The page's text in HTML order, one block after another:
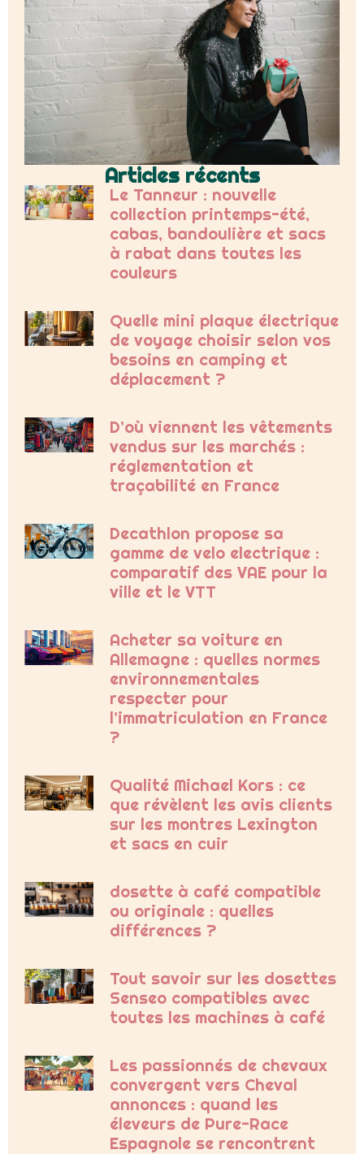
Articles récents
Le Tanneur : nouvelle
collection printemps-été,
cabas, bandoulière et sacs
à rabat dans toutes les
couleurs
Quelle mini plaque électrique
de voyage choisir selon vos
besoins en camping et
déplacement ?
D’où viennent les vêtements
vendus sur les marchés :
réglementation et
traçabilité en France
Decathlon propose sa
gamme de velo electrique :
comparatif des VAE pour la
ville et le VTT
Acheter sa voiture en
Allemagne : quelles normes
environnementales
respecter pour
l’immatriculation en France
?
Qualité Michael Kors : ce
que révèlent les avis clients
sur les montres Lexington
et sacs en cuir
dosette à café compatible
ou originale : quelles
différences ?
Tout savoir sur les dosettes
Senseo compatibles avec
toutes les machines à café
Les passionnés de chevaux
convergent vers Cheval
annonces : quand les
éleveurs de Pure-Race
Espagnole se rencontrent